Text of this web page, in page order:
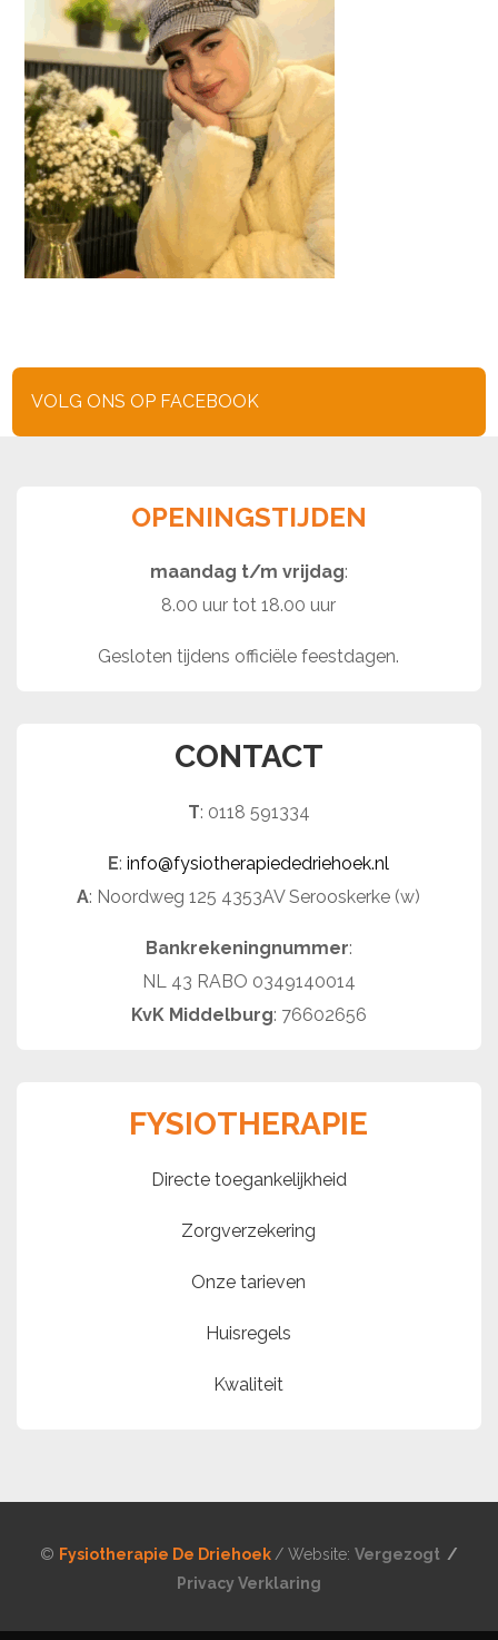
VOLG ONS OP FACEBOOK
OPENINGSTIJDEN
maandag t/m vrijdag:
8.00 uur tot 18.00 uur
Gesloten tijdens officiële feestdagen.
CONTACT
T: 0118 591334
E: info@fysiotherapiededriehoek.nl
A: Noordweg 125 4353AV Serooskerke (w)
Bankrekeningnummer:
NL 43 RABO 0349140014
KvK Middelburg: 76602656
FYSIOTHERAPIE
Directe toegankelijkheid
Zorgverzekering
Onze tarieven
Huisregels
Kwaliteit
© Fysiotherapie De Driehoek / Website: Vergezogt /
Privacy Verklaring